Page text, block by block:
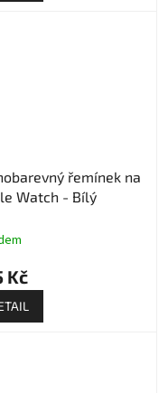
řemínek na
Watch - Bílý
Kč